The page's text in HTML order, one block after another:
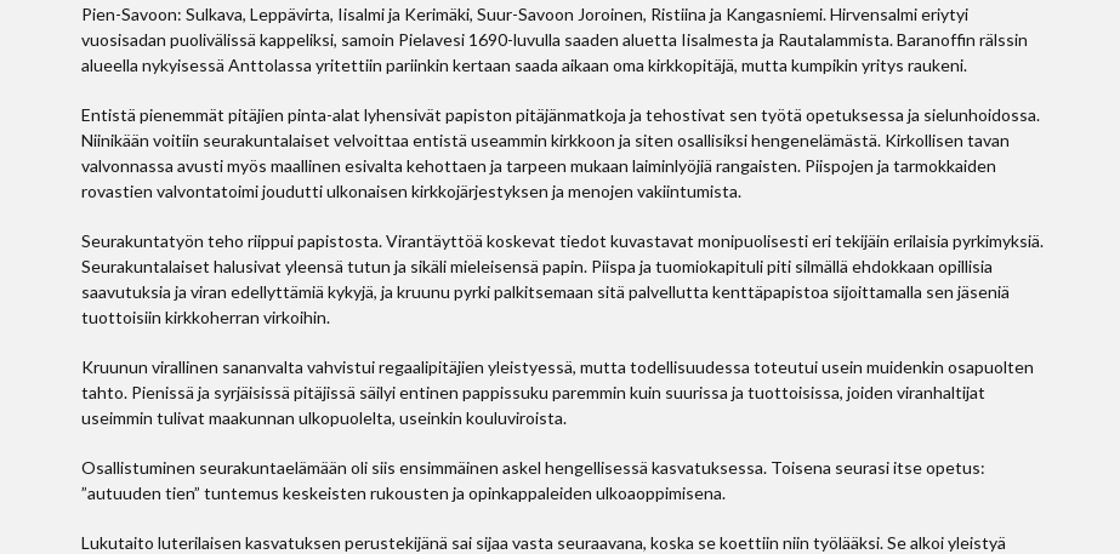
Pien-Savoon: Sulkava, Leppävirta, Iisalmi ja Kerimäki, Suur-Savoon Joroinen, Ristiina ja Kangasniemi. Hirvensalmi eriytyi
vuosisadan puolivälissä kappeliksi, samoin Pielavesi 1690-luvulla saaden aluetta Iisalmesta ja Rautalammista. Baranoffin rälssin
alueella nykyisessä Anttolassa yritettiin pariinkin kertaan saada aikaan oma kirkkopitäjä, mutta kumpikin yritys raukeni.
Entistä pienemmät pitäjien pinta-alat lyhensivät papiston pitäjänmatkoja ja tehostivat sen työtä opetuksessa ja sielunhoidossa.
Niinikään voitiin seurakuntalaiset velvoittaa entistä useammin kirkkoon ja siten osallisiksi hengenelämästä. Kirkollisen tavan
valvonnassa avusti myös maallinen esivalta kehottaen ja tarpeen mukaan laiminlyöjiä rangaisten. Piispojen ja tarmokkaiden
rovastien valvontatoimi joudutti ulkonaisen kirkkojärjestyksen ja menojen vakiintumista.
Seurakuntatyön teho riippui papistosta. Virantäyttöä koskevat tiedot kuvastavat monipuolisesti eri tekijäin erilaisia pyrkimyksiä.
Seurakuntalaiset halusivat yleensä tutun ja sikäli mieleisensä papin. Piispa ja tuomiokapituli piti silmällä ehdokkaan opillisia
saavutuksia ja viran edellyttämiä kykyjä, ja kruunu pyrki palkitsemaan sitä palvellutta kenttäpapistoa sijoittamalla sen jäseniä
tuottoisiin kirkkoherran virkoihin.
Kruunun virallinen sananvalta vahvistui regaalipitäjien yleistyessä, mutta todellisuudessa toteutui usein muidenkin osapuolten
tahto. Pienissä ja syrjäisissä pitäjissä säilyi entinen pappissuku paremmin kuin suurissa ja tuottoisissa, joiden viranhaltijat
useimmin tulivat maakunnan ulkopuolelta, useinkin kouluviroista.
Osallistuminen seurakuntaelämään oli siis ensimmäinen askel hengellisessä kasvatuksessa. Toisena seurasi itse opetus:
”autuuden tien” tuntemus keskeisten rukousten ja opinkappaleiden ulkoaoppimisena.
Lukutaito luterilaisen kasvatuksen perustekijänä sai sijaa vasta seuraavana, koska se koettiin niin työlääksi. Se alkoi yleistyä